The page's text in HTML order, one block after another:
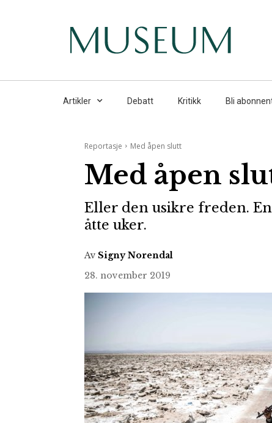
Artikler Debatt Kritikk Bli
Reportasje Med åpen slutt
Med åpen
Eller den usikre freden.
åtte uker.
Av Signy Norendal
28. november 2019